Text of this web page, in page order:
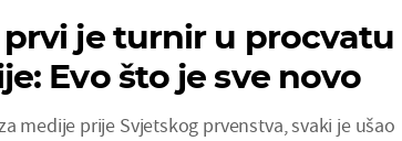
je turnir u procvatu
Evo što je sve novo
medije prije Svjetskog prvenstva, svaki je ušao